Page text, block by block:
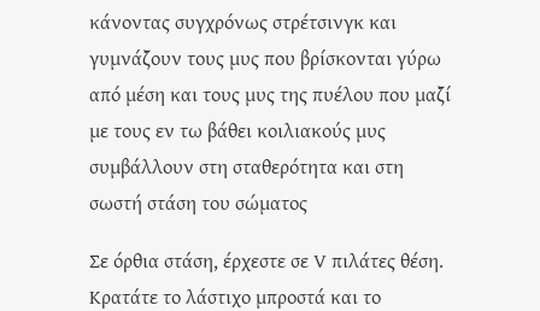
κάνοντας συγχρόνως στρέτσινγκ και
γυμνάζουν τους μυς που βρίσκονται γύρω
από μέση και τους μυς της πυέλου που μαζί
με τους εν τω βάθει κοιλιακούς μυς
συμβάλλουν στη σταθερότητα και στη
σωστή στάση του σώματος
Σε όρθια στάση, έρχεστε σε V πιλάτες θέση.
Κρατάτε το λάστιχο μπροστά και το